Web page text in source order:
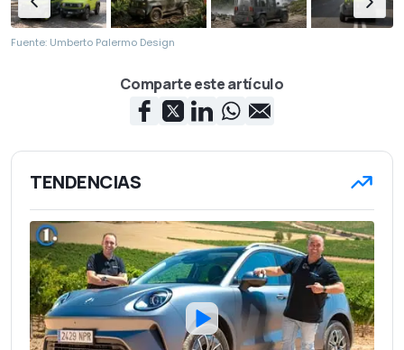
Fuente: Umberto Palermo Design
Comparte este artículo
TENDENCIAS